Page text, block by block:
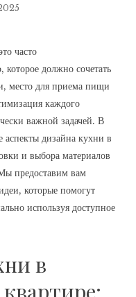
часто
должно сочетать
место для приема пищи
каждого
важной задачей. В
аспекты дизайна кухни в
и выбора материалов
предоставим вам
которые помогут
используя доступное
в